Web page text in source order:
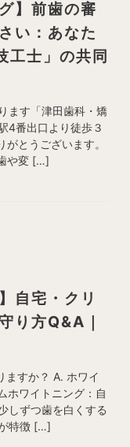
】前歯の審
い：あなた
工士」の共同
ます「津田歯科・矯
4番出口より徒歩３
とうございます。
や変 […]
自宅・クリ
り方Q&A｜
ますか？ A. ホワイ
ホワイトニング：自
しずつ歯を白くする
特徴 […]